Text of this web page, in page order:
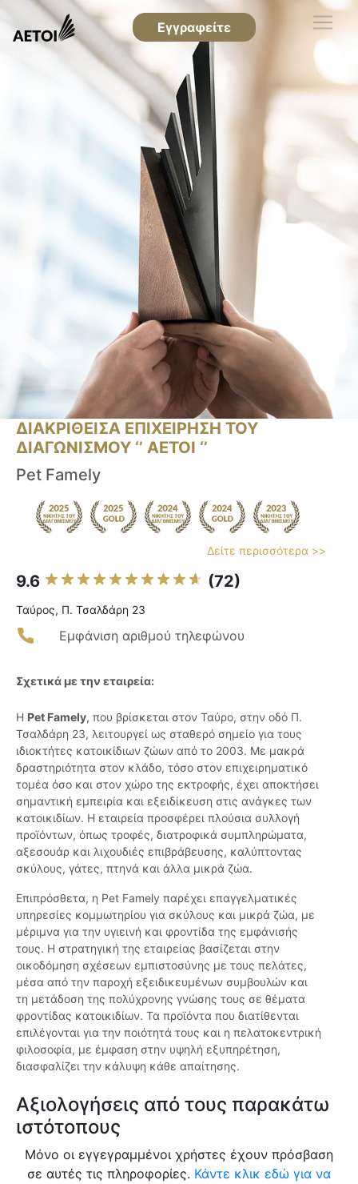
Εγγραφείτε
ΔΙΑΚΡΙΘΕΙΣΑ ΕΠΙΧΕΙΡΗΣΗ ΤΟΥ
ΔΙΑΓΩΝΙΣΜΟΥ ‘’ ΑΕΤΟΙ ‘’
Pet Famely
Δείτε περισσότερα >>
9.6 (72)
Ταύρος, Π. Τσαλδάρη 23
Εμφάνιση αριθμού τηλεφώνου
Σχετικά με την εταιρεία:
Η Pet Famely, που βρίσκεται στον Ταύρο, στην οδό Π.
Τσαλδάρη 23, λειτουργεί ως σταθερό σημείο για τους
ιδιοκτήτες κατοικίδιων ζώων από το 2003. Με μακρά
δραστηριότητα στον κλάδο, τόσο στον επιχειρηματικό
τομέα όσο και στον χώρο της εκτροφής, έχει αποκτήσει
σημαντική εμπειρία και εξειδίκευση στις ανάγκες των
κατοικιδίων. Η εταιρεία προσφέρει πλούσια συλλογή
προϊόντων, όπως τροφές, διατροφικά συμπληρώματα,
αξεσουάρ και λιχουδιές επιβράβευσης, καλύπτοντας
σκύλους, γάτες, πτηνά και άλλα μικρά ζώα.
Επιπρόσθετα, η Pet Famely παρέχει επαγγελματικές
υπηρεσίες κομμωτηρίου για σκύλους και μικρά ζώα, με
μέριμνα για την υγιεινή και φροντίδα της εμφάνισής
τους. Η στρατηγική της εταιρείας βασίζεται στην
οικοδόμηση σχέσεων εμπιστοσύνης με τους πελάτες,
μέσα από την παροχή εξειδικευμένων συμβουλών και
τη μετάδοση της πολύχρονης γνώσης τους σε θέματα
φροντίδας κατοικιδίων. Τα προϊόντα που διατίθενται
επιλέγονται για την ποιότητά τους και η πελατοκεντρική
φιλοσοφία, με έμφαση στην υψηλή εξυπηρέτηση,
διασφαλίζει την κάλυψη κάθε απαίτησης.
Αξιολογήσεις από τους παρακάτω
ιστότοπους
Μόνο οι εγγεγραμμένοι χρήστες έχουν πρόσβαση
σε αυτές τις πληροφορίες. Κάντε κλικ εδώ για να